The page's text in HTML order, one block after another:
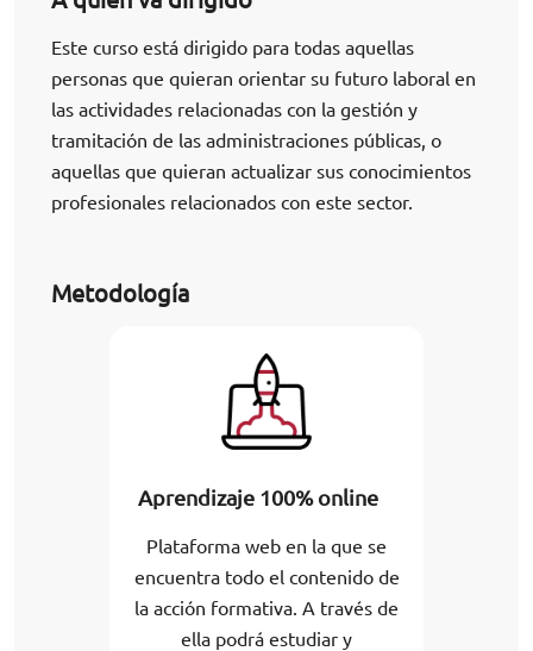
Este curso está dirigido para todas aquellas
personas que quieran orientar su futuro laboral en
las actividades relacionadas con la gestión y
tramitación de las administraciones públicas, o
aquellas que quieran actualizar sus conocimientos
profesionales relacionados con este sector.
Metodología
Aprendizaje 100% online
Plataforma web en la que se
encuentra todo el contenido de
la acción formativa. A través de
ella podrá estudiar y